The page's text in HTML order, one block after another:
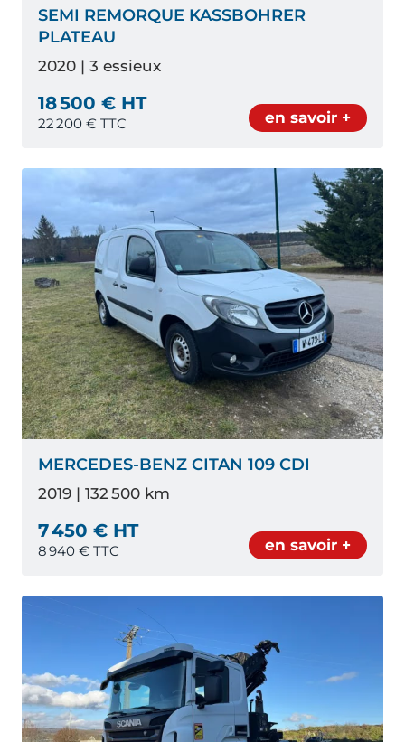
SEMI REMORQUE KASSBOHRER
PLATEAU
2020 | 3 essieux
18 500 € HT
22 200 € TTC en savoir +
MERCEDES-BENZ CITAN 109 CDI
2019 | 132 500 km
7 450 € HT
8 940 € TTC en savoir +